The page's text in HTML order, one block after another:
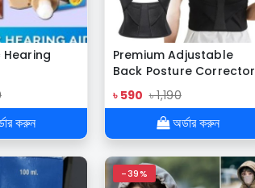
Hearing
করুন
Premium Adjustable
Back Posture Corrector
Belt for Women Men
৳ 590 ৳ 1,190
অর্ডার করুন
-39%